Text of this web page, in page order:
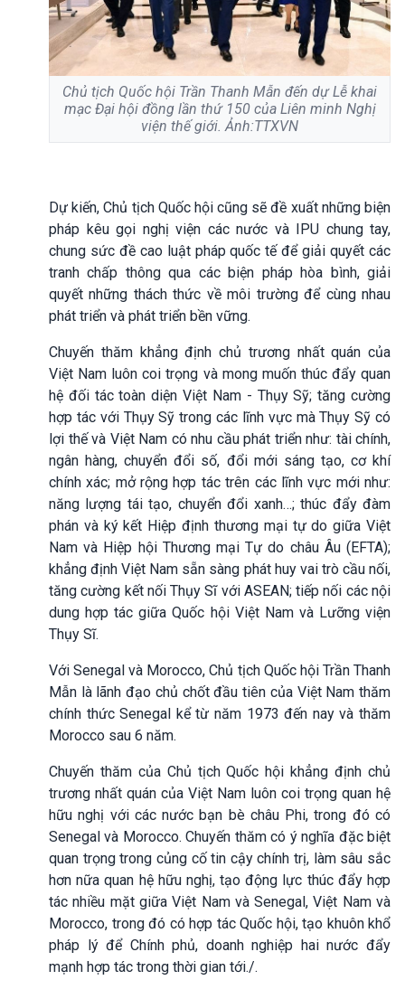
Chủ tịch Quốc hội Trần Thanh Mẫn đến dự Lễ khai
mạc Đại hội đồng lần thứ 150 của Liên minh Nghị
viện thế giới. Ảnh:TTXVN
Dự kiến, Chủ tịch Quốc hội cũng sẽ đề xuất những biện
pháp kêu gọi nghị viện các nước và IPU chung tay,
chung sức đề cao luật pháp quốc tế để giải quyết các
tranh chấp thông qua các biện pháp hòa bình, giải
quyết những thách thức về môi trường để cùng nhau
phát triển và phát triển bền vững.
Chuyến thăm khẳng định chủ trương nhất quán của
Việt Nam luôn coi trọng và mong muốn thúc đẩy quan
hệ đối tác toàn diện Việt Nam - Thụy Sỹ; tăng cường
hợp tác với Thụy Sỹ trong các lĩnh vực mà Thụy Sỹ có
lợi thế và Việt Nam có nhu cầu phát triển như: tài chính,
ngân hàng, chuyển đổi số, đổi mới sáng tạo, cơ khí
chính xác; mở rộng hợp tác trên các lĩnh vực mới như:
năng lượng tái tạo, chuyển đổi xanh…; thúc đẩy đàm
phán và ký kết Hiệp định thương mại tự do giữa Việt
Nam và Hiệp hội Thương mại Tự do châu Âu (EFTA);
khẳng định Việt Nam sẵn sàng phát huy vai trò cầu nối,
tăng cường kết nối Thụy Sĩ với ASEAN; tiếp nối các nội
dung hợp tác giữa Quốc hội Việt Nam và Lưỡng viện
Thụy Sĩ.
Với Senegal và Morocco, Chủ tịch Quốc hội Trần Thanh
Mẫn là lãnh đạo chủ chốt đầu tiên của Việt Nam thăm
chính thức Senegal kể từ năm 1973 đến nay và thăm
Morocco sau 6 năm.
Chuyến thăm của Chủ tịch Quốc hội khẳng định chủ
trương nhất quán của Việt Nam luôn coi trọng quan hệ
hữu nghị với các nước bạn bè châu Phi, trong đó có
Senegal và Morocco. Chuyến thăm có ý nghĩa đặc biệt
quan trọng trong củng cố tin cậy chính trị, làm sâu sắc
hơn nữa quan hệ hữu nghị, tạo động lực thúc đẩy hợp
tác nhiều mặt giữa Việt Nam và Senegal, Việt Nam và
Morocco, trong đó có hợp tác Quốc hội, tạo khuôn khổ
pháp lý để Chính phủ, doanh nghiệp hai nước đẩy
mạnh hợp tác trong thời gian tới./.